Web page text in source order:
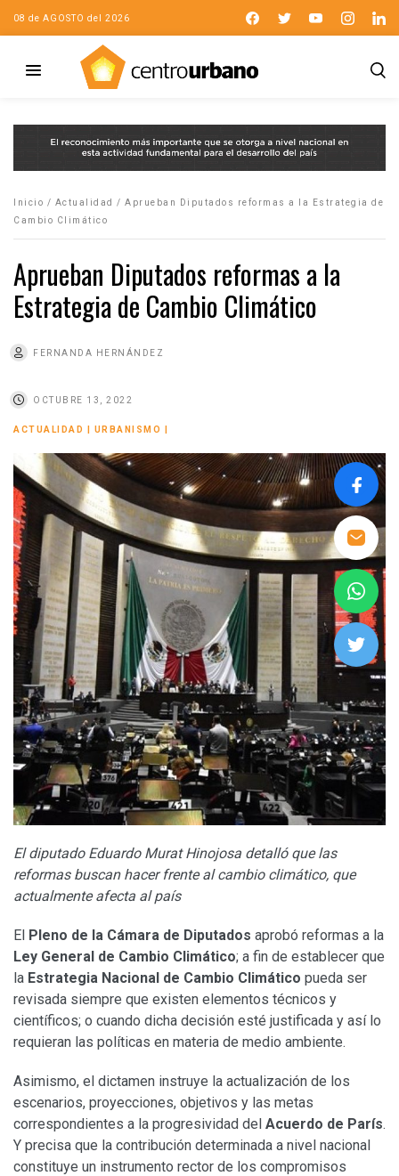
08 de AGOSTO del 2026
Inicio / Actualidad / Aprueban Diputados reformas a la Estrategia de
Cambio Climático
Aprueban Diputados reformas a la
Estrategia de Cambio Climático
FERNANDA HERNÁNDEZ
OCTUBRE 13, 2022
ACTUALIDAD URBANISMO
El diputado Eduardo Murat Hinojosa detalló que las
reformas buscan hacer frente al cambio climático, que
actualmente afecta al país
El Pleno de la Cámara de Diputados aprobó reformas a la
Ley General de Cambio Climático; a fin de establecer que
la Estrategia Nacional de Cambio Climático pueda ser
revisada siempre que existen elementos técnicos y
científicos; o cuando dicha decisión esté justificada y así lo
requieran las políticas en materia de medio ambiente.
Asimismo, el dictamen instruye la actualización de los
escenarios, proyecciones, objetivos y las metas
correspondientes a la progresividad del Acuerdo de París.
Y precisa que la contribución determinada a nivel nacional
constituye un instrumento rector de los compromisos